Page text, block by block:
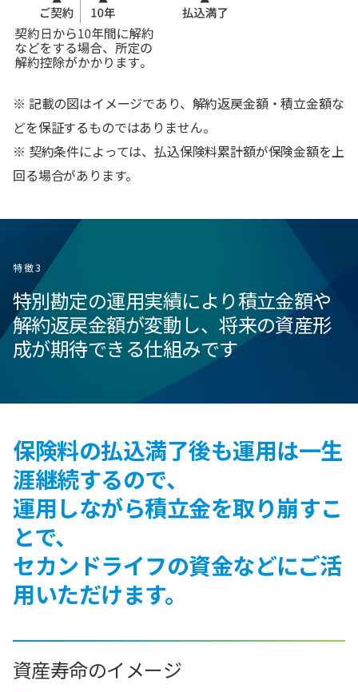
※ 記載の図はイメージであり、解約返戻金額・積立金額な
どを保証するものではありません。
※ 契約条件によっては、払込保険料累計額が保険金額を上
回る場合があります。
特徴3
特別勘定の運用実績により積立金額や
解約返戻金額が変動し、将来の資産形
成が期待できる仕組みです
保険料の払込満了後も運用は一生
涯継続するので、
運用しながら積立金を取り崩すこ
とで、
セカンドライフの資金などにご活
用いただけます。
資産寿命のイメージ